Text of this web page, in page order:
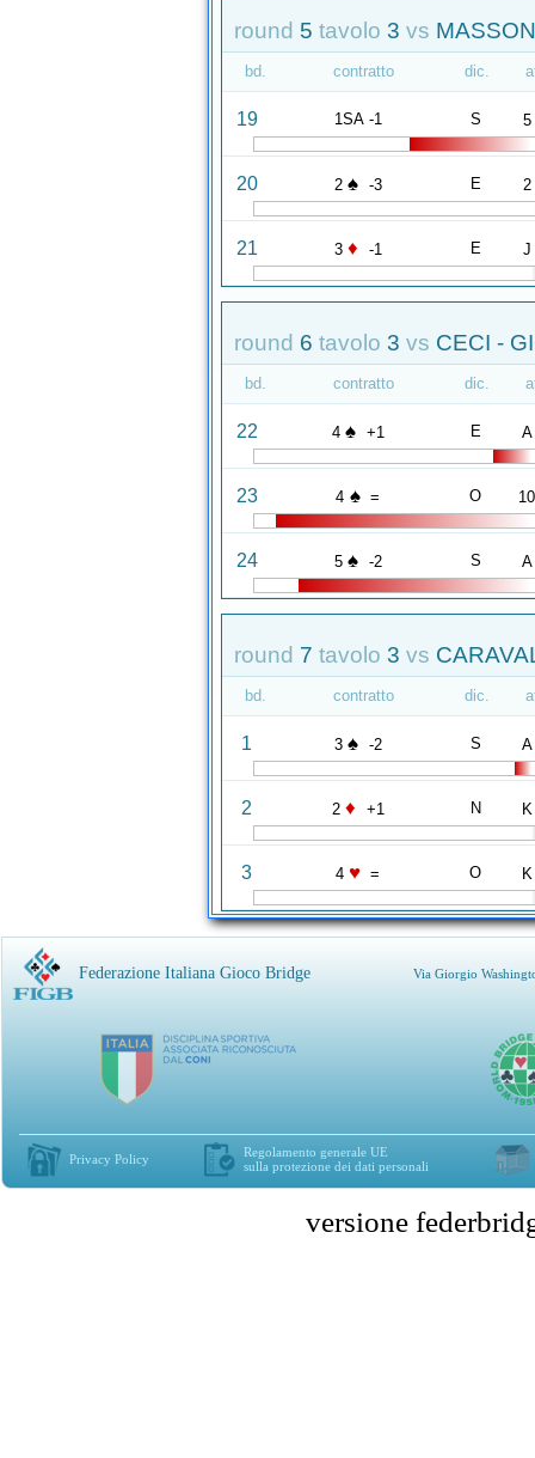
round 5 tavolo 3 vs
bd. contratto dic.
19 1SA -1 S 5
20 2 ♠ -3 E 2
21 3 ♦ -1 E J
round 6 tavolo 3 vs CECI -
bd. contratto dic.
22 4 ♠ +1 E A
23 4 ♠ = O 10
24 5 ♠ -2 S A
round 7 tavolo 3 vs
bd. contratto dic.
1 3 ♠ -2 S A
2 2 ♦ +1 N K
3 4 ♥ = O K
Federazione Italiana Gioco Bridge Via Giorgio
Privacy Policy
Regolamento generale UE
sulla protezione dei dati personali
versione